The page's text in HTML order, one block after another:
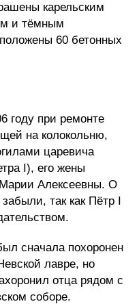
карельским
и тёмным
60 бетонных
году при ремонте
на колокольню,
царевича
I), его жены
Алексеевны. О
так как Пётр I
сначала похоронен
лавре, но
отца рядом с
соборе.